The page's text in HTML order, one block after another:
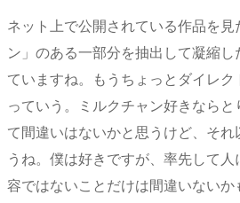
ネット上で公開されている作品を見
ン」のある一部分を抽出して凝縮
ていますね。もうちょっとダイレ
っていう。ミルクチャン好きなら
て間違いはないかと思うけど、そ
うね。僕は好きですが、率先して
容ではないことだけは間違いないか